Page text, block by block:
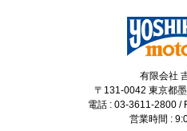
有限会社
〒131-0042 東京都
電話 : 03-3611-2800 /
営業時間 :